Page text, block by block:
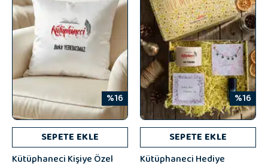
%16
SEPETE EKLE
Kütüphaneci Kişiye Özel
%16
SEPETE EKLE
Kütüphaneci Hediye